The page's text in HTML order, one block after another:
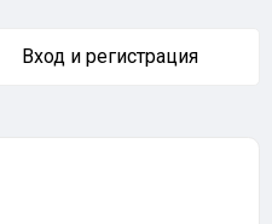
Вход и регистрация